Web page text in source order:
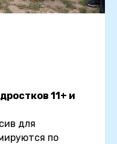
11+ и
для
по